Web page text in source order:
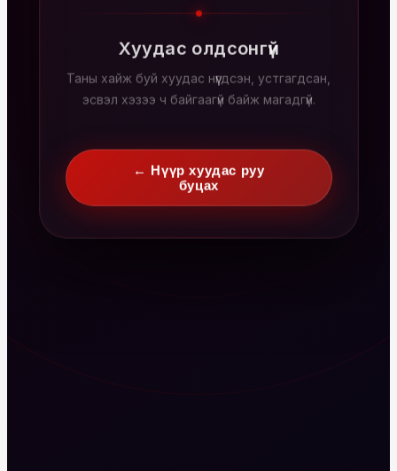
Хуудас олдсонгүй
Таны хайж буй хуудас нүүгдсэн, устгагдсан,
эсвэл хэзээ ч байгаагүй байж магадгүй.
← Нүүр хуудас руу
буцах